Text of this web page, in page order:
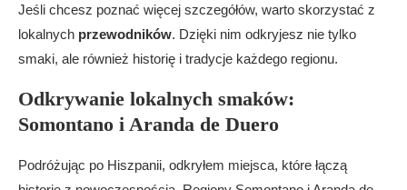
Jeśli chcesz poznać więcej szczegółów, warto skorzystać z
lokalnych przewodników. Dzięki nim odkryjesz nie tylko
smaki, ale również historię i tradycje każdego regionu.
Odkrywanie lokalnych smaków:
Somontano i Aranda de Duero
Podróżując po Hiszpanii, odkryłem miejsca, które łączą